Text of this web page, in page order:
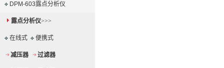
DPM-603露点分析仪
露点分析仪>>>
在线式 便携式
减压器 过滤器